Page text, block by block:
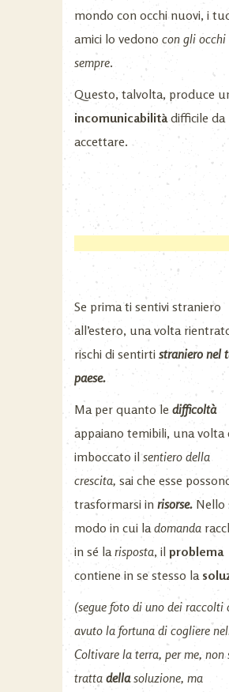
mondo con occhi nuovi, i
amici lo vedono con gli occhi
sempre.
Questo, talvolta, produce
incomunicabilitàdifficile da
accettare.
Se prima ti sentivi straniero
all’estero, una volta
rischi di sentirti straniero nel
paese.
Ma per quanto le difficoltà
appaiano temibili, una volta
imboccato ilsentiero della
crescita, sai che esse
trasformarsi in risorse. Nello
modo in cui la domanda
in sé la risposta, il problema
contiene in se stesso la
(segue foto di uno dei raccolti
avuto la fortuna di cogliere
Coltivare la terra, per me, non
tratta dellasoluzione, ma